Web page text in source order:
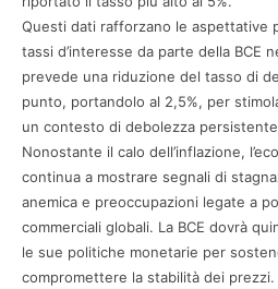
Questi dati rafforzano le aspettative
tassi d’interesse da parte della BCE
prevede una riduzione del tasso di
punto, portandolo al 2,5%, per
un contesto di debolezza
Nonostante il calo dell’inflazione,
continua a mostrare segnali di
anemica e preoccupazioni legate a
commerciali globali. La BCE dovrà
le sue politiche monetarie per
compromettere la stabilità dei prezzi.